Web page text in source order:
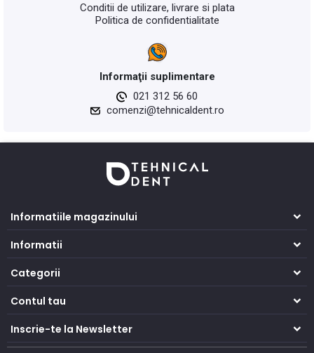
Conditii de utilizare, livrare si plata
Politica de confidentialitate
Informaţii suplimentare
021 312 56 60
comenzi@tehnicaldent.ro
Informatiile magazinului
Informatii
Categorii
Contul tau
Inscrie-te la Newsletter